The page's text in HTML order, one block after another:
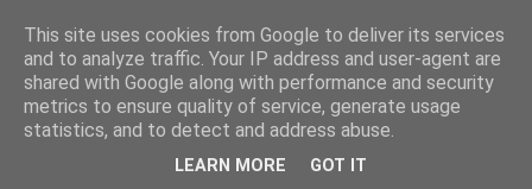
This site uses cookies from Google to deliver its services
and to analyze traffic. Your IP address and user-agent are
shared with Google along with performance and security
metrics to ensure quality of service, generate usage
statistics, and to detect and address abuse.
LEARN MORE GOT IT